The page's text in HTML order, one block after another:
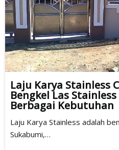
Laju Karya Stainless
Bengkel Las
Berbagai Kebutuhan
Laju Karya Stainless adalah
Sukabumi,…